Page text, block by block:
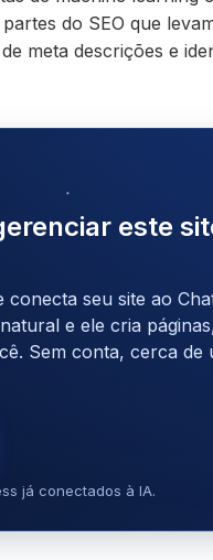
do SEO que
meta descrições e
este
seu site ao
e ele cria
Sem conta, cerca de
já conectados à IA.